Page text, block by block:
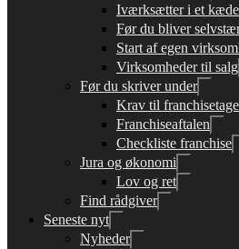
Iværksætter i et
Før du bliver
Start af egen
Virksomheder til salg
Før du skriver under
Krav til
Franchiseaftalen
Checkliste franchise
Jura og økonomi
Lov og ret
Find rådgiver
Seneste nyt
Nyheder